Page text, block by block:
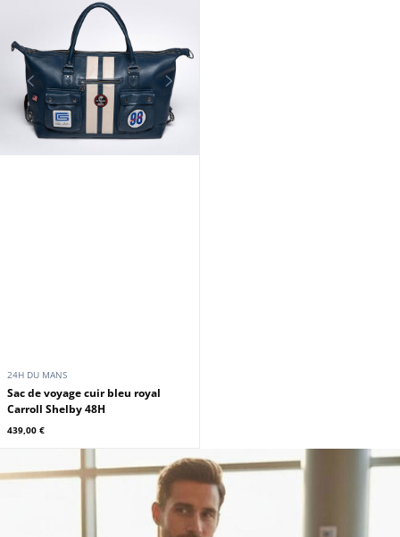
24H DU MANS
Sac de voyage cuir bleu royal
Carroll Shelby 48H
439,00 €